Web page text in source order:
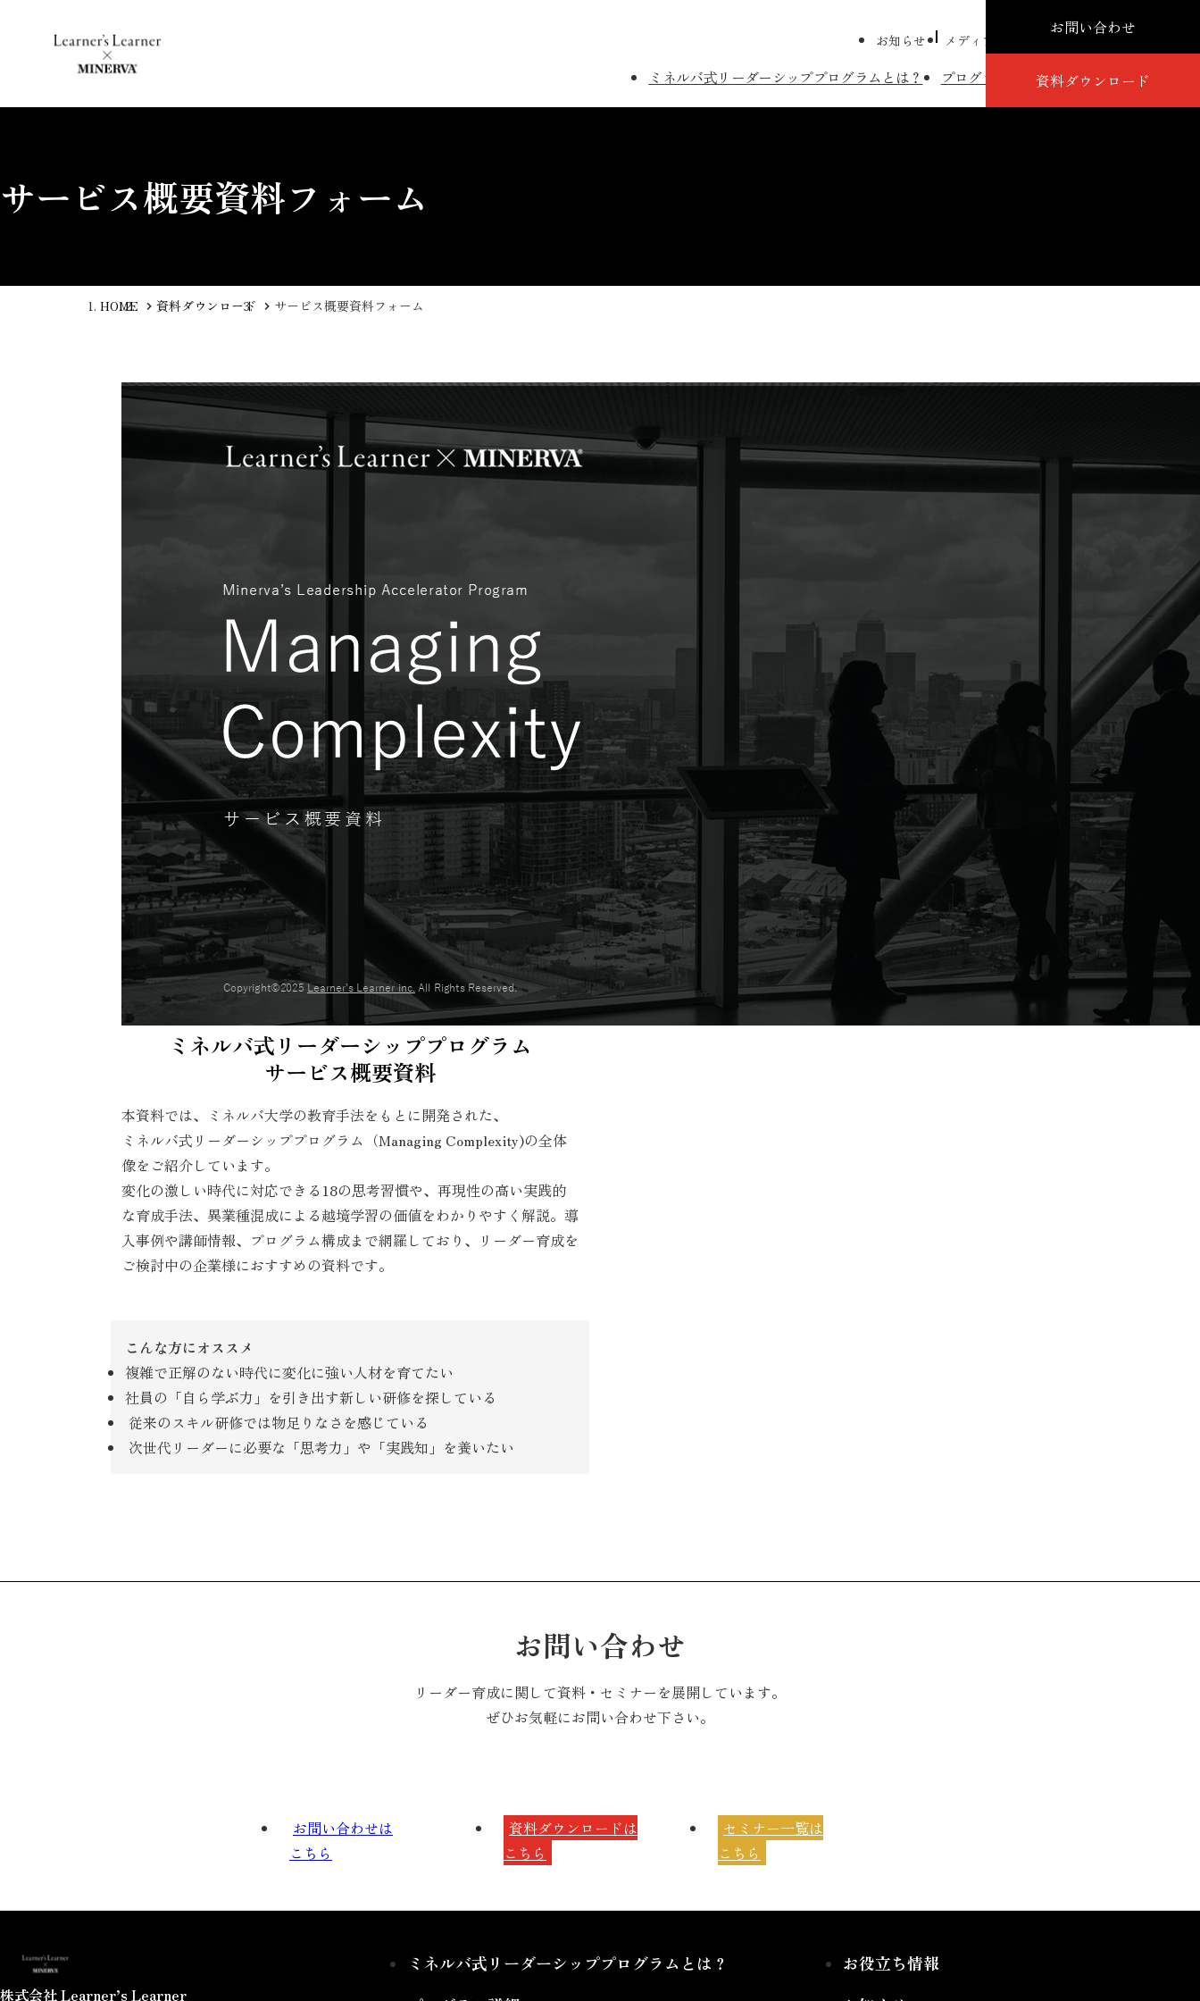
お知らせ メディア掲載 プレスリリース
ミネルバ式リーダーシッププログラムとは？ プログラム詳細 講師紹介 導入事例
お問い合わせ
資料ダウンロード
サービス概要資料フォーム
HOME 資料ダウンロード サービス概要資料フォーム
ミネルバ式リーダーシッププログラム
サービス概要資料
本資料では、ミネルバ大学の教育手法をもとに開発された、
ミネルバ式リーダーシッププログラム（Managing Complexity)の全体
像をご紹介しています。
変化の激しい時代に対応できる18の思考習慣や、再現性の高い実践的
な育成手法、異業種混成による越境学習の価値をわかりやすく解説。導
入事例や講師情報、プログラム構成まで網羅しており、リーダー育成を
ご検討中の企業様におすすめの資料です。
こんな方にオススメ
複雑で正解のない時代に変化に強い人材を育てたい
社員の「自ら学ぶ力」を引き出す新しい研修を探している
従来のスキル研修では物足りなさを感じている
次世代リーダーに必要な「思考力」や「実践知」を養いたい
お問い合わせ
リーダー育成に関して資料・セミナーを展開しています。
ぜひお気軽にお問い合わせ下さい。
お問い合わせは
こちら
資料ダウンロードは
こちら
セミナー一覧は
こちら
株式会社 Learner’s Learner
ミネルバ式リーダーシッププログラムとは？
お役立ち情報